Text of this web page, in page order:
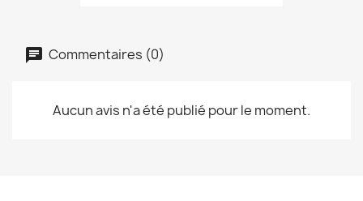
Commentaires (0)
Aucun avis n'a été publié pour le moment.